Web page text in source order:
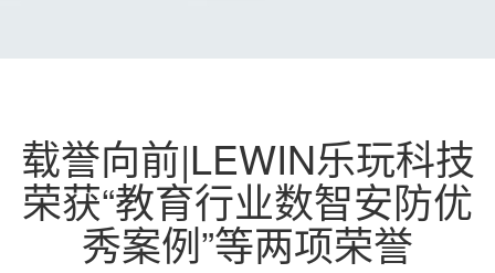
载誉向前|LEWIN乐玩科技
荣获“教育行业数智安防优
秀案例”等两项荣誉